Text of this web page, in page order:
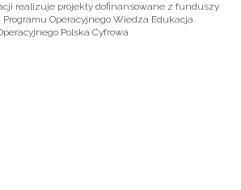
realizuje projekty dofinansowane z funduszy
Operacyjnego Wiedza Edukacja
Polska Cyfrowa